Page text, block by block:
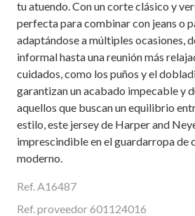
tu atuendo. Con un corte clásico y
perfecta para combinar con jeans o
adaptándose a múltiples ocasiones,
informal hasta una reunión más
cuidados, como los puños y el
garantizan un acabado impecable y
aquellos que buscan un equilibrio
estilo, este jersey de Harper and
imprescindible en el guardarropa de
moderno.
Ref. A16487
Ref. proveedor 601124016